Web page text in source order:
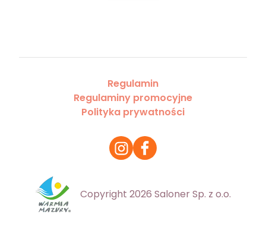
Regulamin
Regulaminy promocyjne
Polityka prywatności
Copyright 2026 Saloner Sp. z o.o.